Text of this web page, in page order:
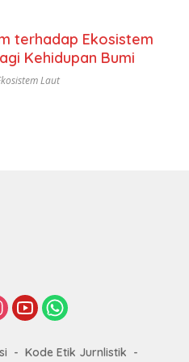
terhadap Ekosistem
Kehidupan Bumi
Laut
Kode Etik Jurnlistik